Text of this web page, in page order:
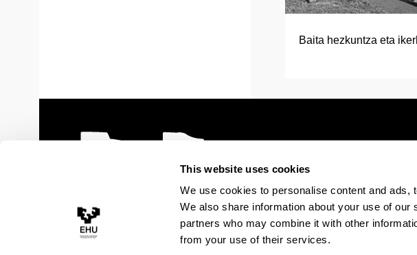
This website uses cookies
We use cookies to personalise content and
We also share information about your use of
partners who may combine it with other
from your use of their services.
Baita hezkuntza eta